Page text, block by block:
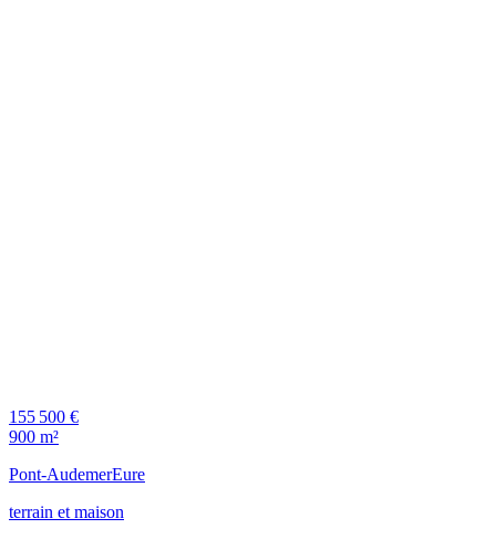
155 500 €
900 m²
Pont-AudemerEure
terrain et maison